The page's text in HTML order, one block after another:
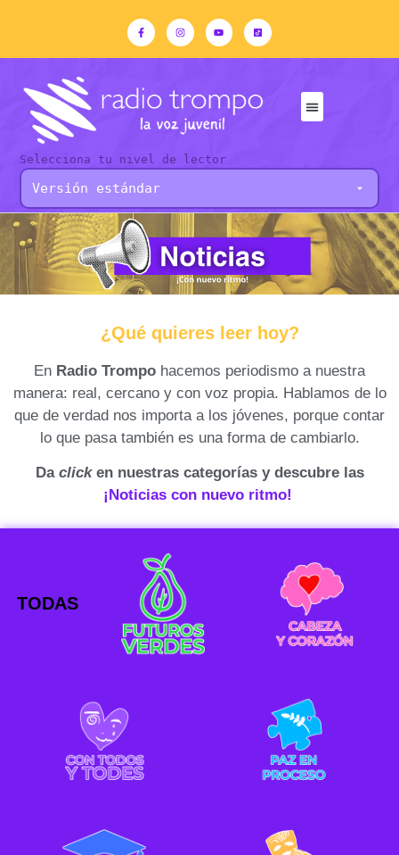
Selecciona tu nivel de lector
¿Qué quieres leer hoy?
En Radio Trompo hacemos periodismo a nuestra
manera: real, cercano y con voz propia. Hablamos de lo
que de verdad nos importa a los jóvenes, porque contar
lo que pasa también es una forma de cambiarlo.
Da clicken nuestras categorías y descubre las
¡Noticias con nuevo ritmo!
TODAS